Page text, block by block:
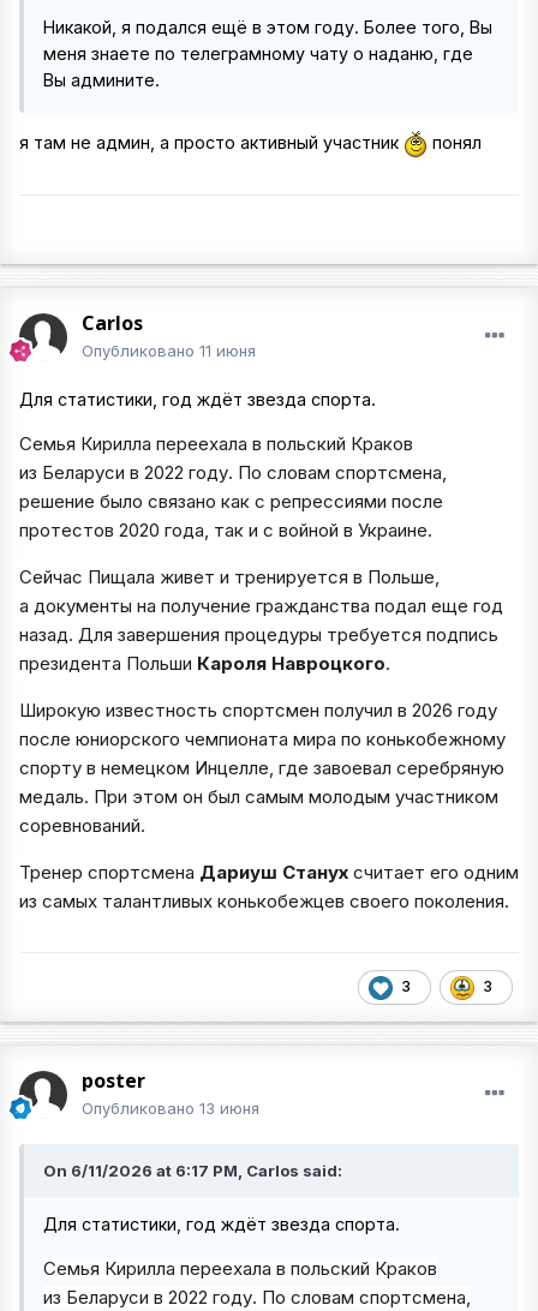
Никакой, я подался ещё в этом году. Более того, Вы
меня знаете по телеграмному чату о наданю, где
Вы админите.
я там не админ, а просто активный участник понял
Carlos
Опубликовано 11 июня
Для статистики, год ждёт звезда спорта.
Семья Кирилла переехала в польский Краков
из Беларуси в 2022 году. По словам спортсмена,
решение было связано как с репрессиями после
протестов 2020 года, так и с войной в Украине.
Сейчас Пищала живет и тренируется в Польше,
а документы на получение гражданства подал еще год
назад. Для завершения процедуры требуется подпись
президента Польши Кароля Навроцкого.
Широкую известность спортсмен получил в 2026 году
после юниорского чемпионата мира по конькобежному
спорту в немецком Инцелле, где завоевал серебряную
медаль. При этом он был самым молодым участником
соревнований.
Тренер спортсмена Дариуш Станух считает его одним
из самых талантливых конькобежцев своего поколения.
3 3
poster
Опубликовано 13 июня
On 6/11/2026 at 6:17 PM, Carlos said:
Для статистики, год ждёт звезда спорта.
Семья Кирилла переехала в польский Краков
из Беларуси в 2022 году. По словам спортсмена,